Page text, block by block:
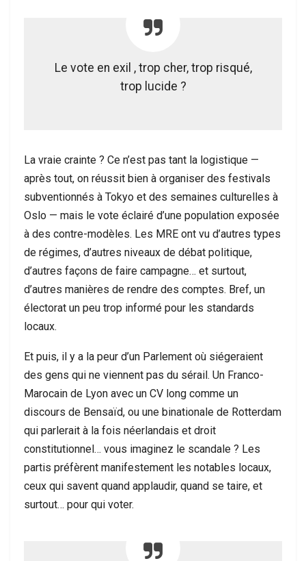
Le vote en exil , trop cher, trop risqué,
trop lucide ?
La vraie crainte ? Ce n’est pas tant la logistique —
après tout, on réussit bien à organiser des festivals
subventionnés à Tokyo et des semaines culturelles à
Oslo — mais le vote éclairé d’une population exposée
à des contre-modèles. Les MRE ont vu d’autres types
de régimes, d’autres niveaux de débat politique,
d’autres façons de faire campagne… et surtout,
d’autres manières de rendre des comptes. Bref, un
électorat un peu trop informé pour les standards
locaux.
Et puis, il y a la peur d’un Parlement où siégeraient
des gens qui ne viennent pas du sérail. Un Franco-
Marocain de Lyon avec un CV long comme un
discours de Bensaïd, ou une binationale de Rotterdam
qui parlerait à la fois néerlandais et droit
constitutionnel… vous imaginez le scandale ? Les
partis préfèrent manifestement les notables locaux,
ceux qui savent quand applaudir, quand se taire, et
surtout… pour qui voter.